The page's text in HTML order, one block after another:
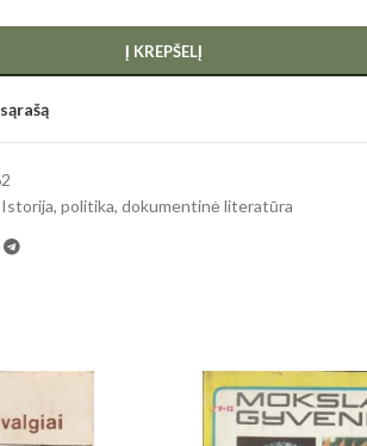
Į KREPŠELĮ
Istorija, politika, dokumentinė literatūra